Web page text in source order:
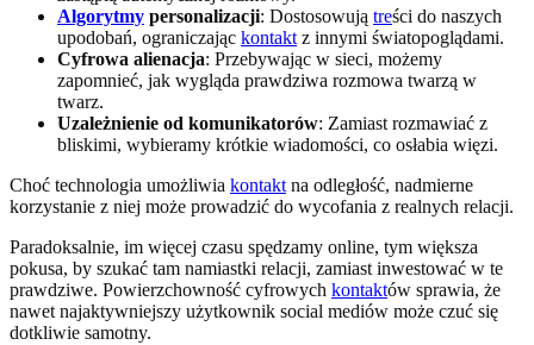
Algorytmy personalizacji: Dostosowują treści do naszych
upodobań, ograniczając kontakt z innymi światopoglądami.
Cyfrowa alienacja: Przebywając w sieci, możemy
zapomnieć, jak wygląda prawdziwa rozmowa twarzą w
twarz.
Uzależnienie od komunikatorów: Zamiast rozmawiać z
bliskimi, wybieramy krótkie wiadomości, co osłabia więzi.
Choć technologia umożliwia kontakt na odległość, nadmierne
korzystanie z niej może prowadzić do wycofania z realnych relacji.
Paradoksalnie, im więcej czasu spędzamy online, tym większa
pokusa, by szukać tam namiastki relacji, zamiast inwestować w te
prawdziwe. Powierzchowność cyfrowych kontaktów sprawia, że
nawet najaktywniejszy użytkownik social mediów może czuć się
dotkliwie samotny.